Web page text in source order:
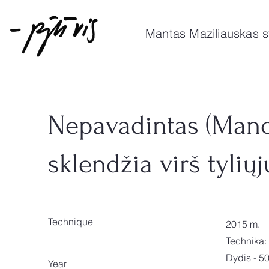
Mantas Maziliauskas
Nepavadintas
sklendžia virš
Technique
Year
2015 m.
Dydis -